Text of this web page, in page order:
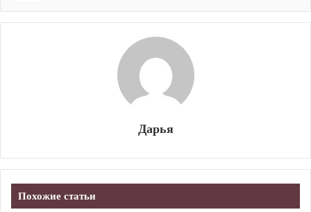
Дарья
Похожие статьи